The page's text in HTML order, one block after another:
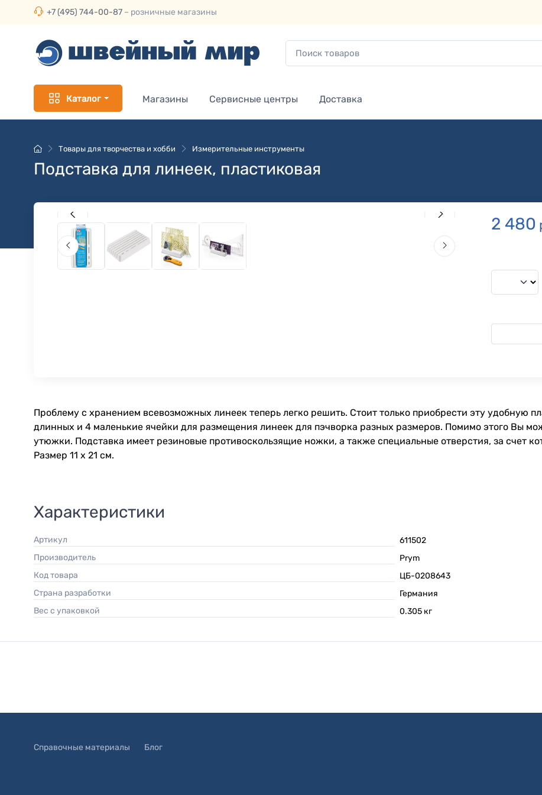
+7 (495) 744-00-87 – розничные магазины
Каталог Магазины Сервисные центры Доставка
Товары для творчества и хобби Измерительные инструменты
Подставка для линеек, пластиковая
2 480
Проблему с хранением всевозможных линеек теперь легко решить. Стоит только приобрести эту удобную
длинных и 4 маленькие ячейки для размещения линеек для пэчворка разных размеров. Помимо этого Вы
утюжки. Подставка имеет резиновые противоскользящие ножки, а также специальные отверстия, за счет
Размер 11 х 21 cм.
Характеристики
Артикул
611502
Производитель
Prym
Код товара
ЦБ-0208643
Страна разработки
Германия
Вес с упаковкой
0.305 кг
Справочные материалы Блог